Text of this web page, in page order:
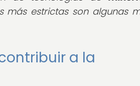
más estrictas son algunas
a la